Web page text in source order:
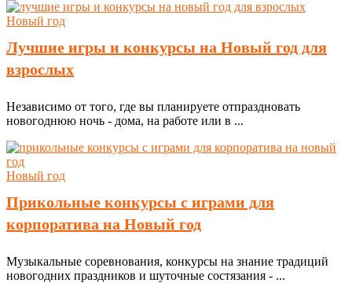
Новый год
Лучшие игры и конкурсы на Новый год для
взрослых
Независимо от того, где вы планируете отпраздновать
новогоднюю ночь - дома, на работе или в ...
Новый год
Прикольные конкурсы с играми для
корпоратива на Новый год
Музыкальные соревнования, конкурсы на знание традиций
новогодних праздников и шуточные состязания - ...